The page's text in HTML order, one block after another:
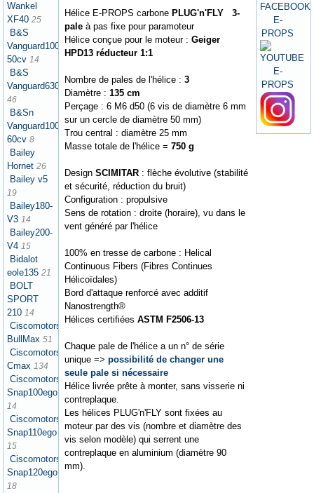
Wankel
XF40 25
B&S
Vanguard1000
50cv 14
B&S
Vanguard630
46
B&Sn
Vanguard1000
60cv 8
Bailey
Hornet 26
Bailey v5
19
Bailey180-
V3 14
Bailey200-
V4 15
Bidalot
eole135 21
BOLT
SPORT
210 14
Ciscomotors
BullMax 51
Ciscomotors
Cmax 134
Ciscomotors
Snap100ego
14
Ciscomotors
Snap110ego
15
Ciscomotors
Snap120ego
18
Hélice E-PROPS carbone PLUG'n'FLY 3-
pale à pas fixe pour paramoteur
Hélice conçue pour le moteur :Geiger
HPD13 réducteur 1:1
Nombre de pales de l'hélice :3
Diamètre :135 cm
Perçage : 6 M6 d50 (6 vis de diamètre 6 mm
sur un cercle de diamètre 50 mm)
Trou central : diamètre 25 mm
Masse totale de l'hélice =750 g
DesignSCIMITAR : flèche évolutive (stabilité
et sécurité, réduction du bruit)
Configuration : propulsive
Sens de rotation : droite (horaire), vu dans le
vent généré par l'hélice
100% en tresse de carbone : Helical
Continuous Fibers (Fibres Continues
Hélicoïdales)
Bord d'attaque renforcé avec additif
Nanostrength®
Hélices certifiéesASTM F2506-13
Chaque pale de l'hélice a un n° de série
unique =>possibilité de changer une
seule pale si nécessaire
Hélice livrée prête à monter, sans visserie ni
contreplaque.
Les hélices PLUG'n'FLY sont fixées au
moteur par des vis (nombre et diamètre des
vis selon modèle) qui serrent une
contreplaque en aluminium (diamètre 90
mm).